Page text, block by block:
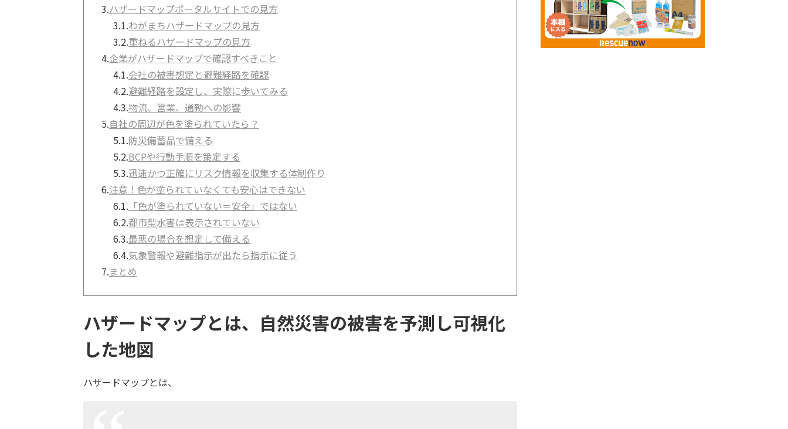
3.ハザードマップポータルサイトでの見方
3.1.わがまちハザードマップの見方
3.2.重ねるハザードマップの見方
4.企業がハザードマップで確認すべきこと
4.1.会社の被害想定と避難経路を確認
4.2.避難経路を設定し、実際に歩いてみる
4.3.物流、営業、通勤への影響
5.自社の周辺が色を塗られていたら？
5.1.防災備蓄品で備える
5.2.BCPや行動手順を策定する
5.3.迅速かつ正確にリスク情報を収集する体制作り
6.注意！色が塗られていなくても安心はできない
6.1. 「色が塗られていない＝安全」ではない
6.2.都市型水害は表示されていない
6.3.最悪の場合を想定して備える
6.4.気象警報や避難指示が出たら指示に従う
7.まとめ
ハザードマップとは、自然災害の被害を予測し可視化
した地図
ハザードマップとは、